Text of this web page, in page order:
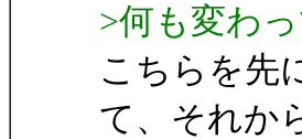
>何も変わ
こちらを先
て、それか